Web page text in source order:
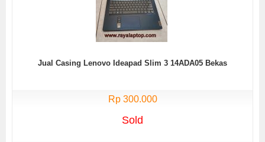
Jual Casing Lenovo Ideapad Slim 3 14ADA05 Bekas
Rp 300.000
Sold